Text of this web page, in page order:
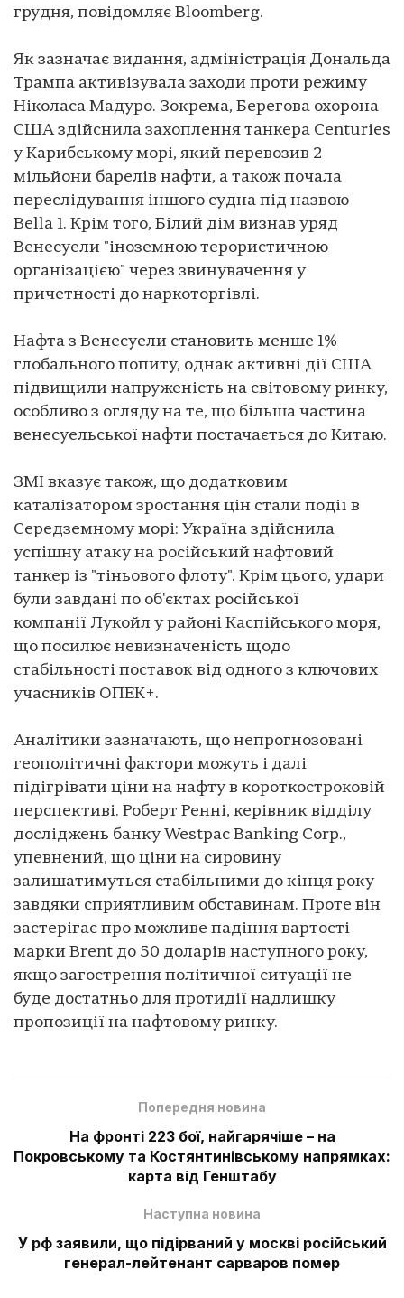
грудня, повідомляє Bloomberg.
Як зазначає видання, адміністрація Дональда
Трампа активізувала заходи проти режиму
Ніколаса Мадуро. Зокрема, Берегова охорона
США здійснила захоплення танкера Centuries
у Карибському морі, який перевозив 2
мільйони барелів нафти, а також почала
переслідування іншого судна під назвою
Bella 1. Крім того, Білий дім визнав уряд
Венесуели "іноземною терористичною
організацією" через звинувачення у
причетності до наркоторгівлі.
Нафта з Венесуели становить менше 1%
глобального попиту, однак активні дії США
підвищили напруженість на світовому ринку,
особливо з огляду на те, що більша частина
венесуельської нафти постачається до Китаю.
ЗМІ вказує також, що додатковим
каталізатором зростання цін стали події в
Середземному морі: Україна здійснила
успішну атаку на російський нафтовий
танкер із "тіньового флоту". Крім цього, удари
були завдані по об'єктах російської
компанії Лукойл у районі Каспійського моря,
що посилює невизначеність щодо
стабільності поставок від одного з ключових
учасників ОПЕК+.
Аналітики зазначають, що непрогнозовані
геополітичні фактори можуть і далі
підігрівати ціни на нафту в короткостроковій
перспективі. Роберт Ренні, керівник відділу
досліджень банку Westpac Banking Corp.,
упевнений, що ціни на сировину
залишатимуться стабільними до кінця року
завдяки сприятливим обставинам. Проте він
застерігає про можливе падіння вартості
марки Brent до 50 доларів наступного року,
якщо загострення політичної ситуації не
буде достатньо для протидії надлишку
пропозиції на нафтовому ринку.
Попередня новина
На фронті 223 бої, найгарячіше – на
Покровському та Костянтинівському напрямках:
карта від Генштабу
Наступна новина
У рф заявили, що підірваний у москві російський
генерал-лейтенант сарваров помер